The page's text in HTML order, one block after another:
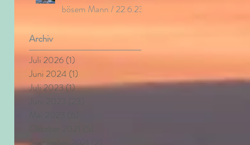
bösem Mann / 22.6.23
Archiv
Juli 2026(1)
Juni 2024 (1)
Juli 2023(1)1 Beitrag
Juni 2023